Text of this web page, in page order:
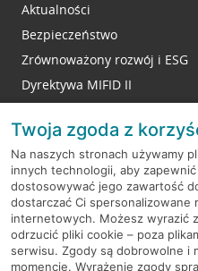
Aktualności
Bezpieczeństwo
Zrównoważony rozwój i ESG
Dyrektywa MIFID II
RODO
Regulamin serwisu
Mapa serwisu
Twoja zgoda z
Na naszych stronach używamy
innych technologii, aby
dostosowywać jego zawartość
dostarczać Ci spersonalizowane
internetowych. Możesz wyrazić
odrzucić pliki cookie – poza
serwisu. Zgody są dobrowolne i
momencie. Wyrażenie zgody